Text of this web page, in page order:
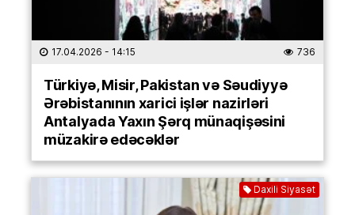
17.04.2026 - 14:15 736
Türkiyə, Misir, Pakistan və Səudiyyə
Ərəbistanının xarici işlər nazirləri
Antalyada Yaxın Şərq münaqişəsini
müzakirə edəcəklər
Daxili Siyasət